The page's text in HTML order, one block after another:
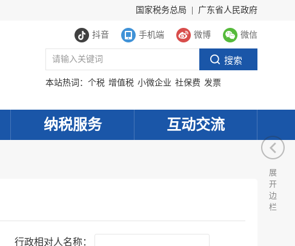
国家税务总局 广东省人民政府
抖音 手机端 微博 微信
本站热词： 个税 增值税 小微企业 社保费 发票
纳税服务 互动交流
行政相对人名称：
展
开
边
栏